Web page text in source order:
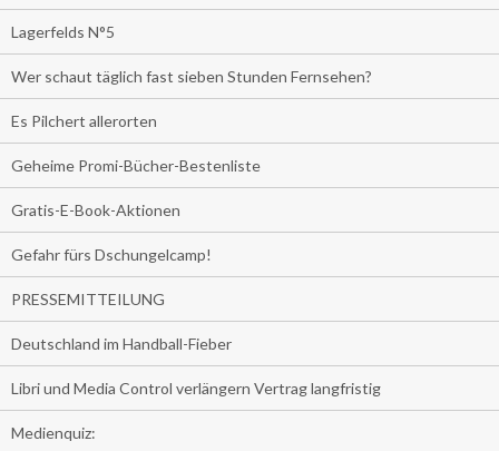
Lagerfelds N°5
Wer schaut täglich fast sieben Stunden Fernsehen?
Es Pilchert allerorten
Geheime Promi-Bücher-Bestenliste
Gratis-E-Book-Aktionen
Gefahr fürs Dschungelcamp!
PRESSEMITTEILUNG
Deutschland im Handball-Fieber
Libri und Media Control verlängern Vertrag langfristig
Medienquiz: